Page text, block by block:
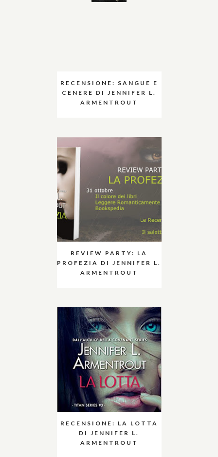
RECENSIONE: SANGUE E
CENERE DI JENNIFER L.
ARMENTROUT
REVIEW PARTY: LA
PROFEZIA DI JENNIFER L.
ARMENTROUT
RECENSIONE: LA LOTTA
DI JENNIFER L.
ARMENTROUT